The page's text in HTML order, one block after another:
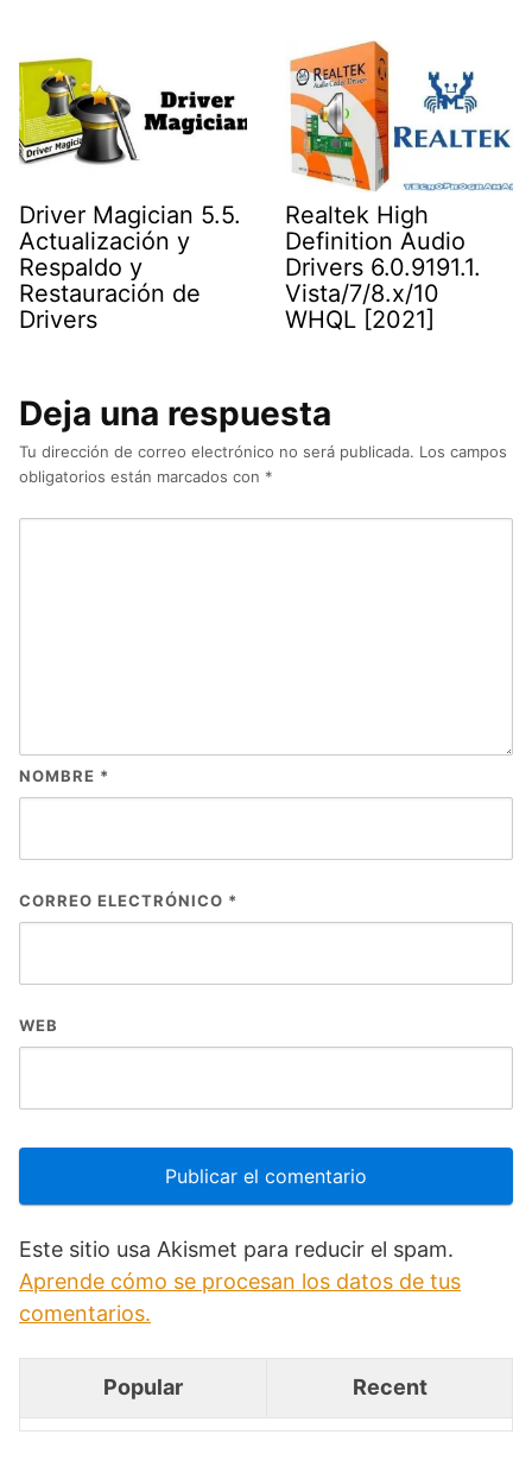
Driver Magician 5.5.
Actualización y
Respaldo y
Restauración de
Drivers
Realtek High
Definition Audio
Drivers 6.0.9191.1.
Vista/7/8.x/10
WHQL [2021]
Deja una respuesta
Tu dirección de correo electrónico no será publicada. Los campos
obligatorios están marcados con *
NOMBRE *
CORREO ELECTRÓNICO *
WEB
Este sitio usa Akismet para reducir el spam.
Aprende cómo se procesan los datos de tus
comentarios.
Popular Recent